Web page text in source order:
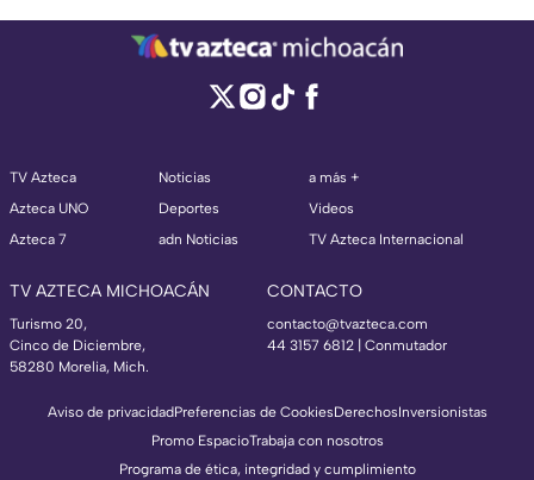
TV Azteca
Azteca UNO
Azteca 7
Noticias
Deportes
adn Noticias
a más +
Videos
TV Azteca Internacional
TV AZTECA MICHOACÁN
Turismo 20,
Cinco de Diciembre,
58280 Morelia, Mich.
CONTACTO
contacto@tvazteca.com
44 3157 6812 | Conmutador
Aviso de privacidadPreferencias de CookiesDerechosInversionistas
Promo EspacioTrabaja con nosotros
Programa de ética, integridad y cumplimiento